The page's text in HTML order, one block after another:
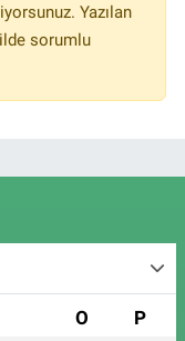
Yazılan
sorumlu
O P